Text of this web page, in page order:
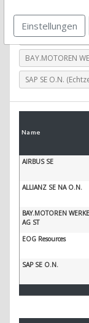
AIRBUS SE
ALLIANZ SE NA
BAY.MOTOREN
SAP SE O.N.
Name
AIRBUS SE
ALLIANZ SE NA O.N.
BAY.MOTOREN WERKE
AG ST
EOG Resources
SAP SE O.N.
Einstellungen